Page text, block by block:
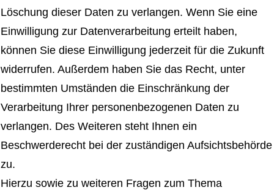
Löschung dieser Daten zu verlangen. Wenn Sie eine
Einwilligung zur Datenverarbeitung erteilt haben,
können Sie diese Einwilligung jederzeit für die Zukunft
widerrufen. Außerdem haben Sie das Recht, unter
bestimmten Umständen die Einschränkung der
Verarbeitung Ihrer personenbezogenen Daten zu
verlangen. Des Weiteren steht Ihnen ein
Beschwerderecht bei der zuständigen Aufsichtsbehörde
zu.
Hierzu sowie zu weiteren Fragen zum Thema